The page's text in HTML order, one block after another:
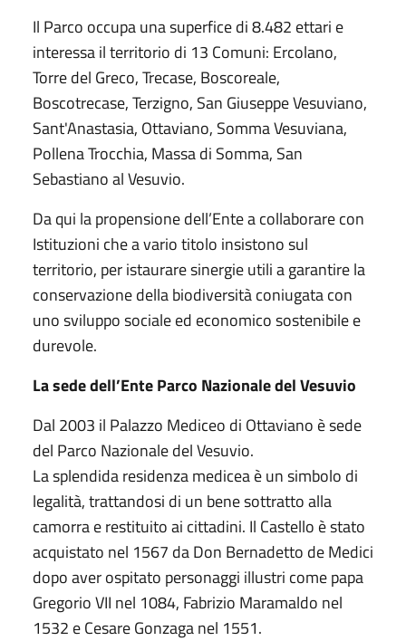
Il Parco occupa una superfice di 8.482 ettari e
interessa il territorio di 13 Comuni: Ercolano,
Torre del Greco, Trecase, Boscoreale,
Boscotrecase, Terzigno, San Giuseppe Vesuviano,
Sant'Anastasia, Ottaviano, Somma Vesuviana,
Pollena Trocchia, Massa di Somma, San
Sebastiano al Vesuvio.
Da qui la propensione dell’Ente a collaborare con
Istituzioni che a vario titolo insistono sul
territorio, per istaurare sinergie utili a garantire la
conservazione della biodiversità coniugata con
uno sviluppo sociale ed economico sostenibile e
durevole.
La sede dell’Ente Parco Nazionale del Vesuvio
Dal 2003 il Palazzo Mediceo di Ottaviano è sede
del Parco Nazionale del Vesuvio.
La splendida residenza medicea è un simbolo di
legalità, trattandosi di un bene sottratto alla
camorra e restituito ai cittadini. Il Castello è stato
acquistato nel 1567 da Don Bernadetto de Medici
dopo aver ospitato personaggi illustri come papa
Gregorio VII nel 1084, Fabrizio Maramaldo nel
1532 e Cesare Gonzaga nel 1551.